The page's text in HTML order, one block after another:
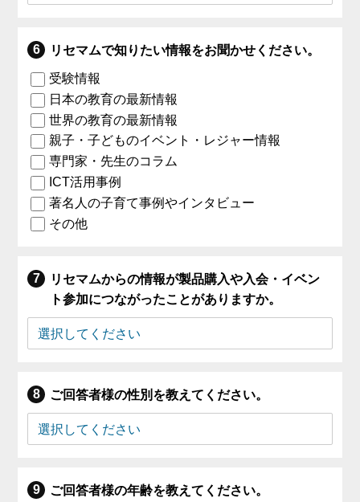
リセマムで知りたい情報をお聞かせください。
受験情報
日本の教育の最新情報
世界の教育の最新情報
親子・子どものイベント・レジャー情報
専門家・先生のコラム
ICT活用事例
著名人の子育て事例やインタビュー
その他
リセマムからの情報が製品購入や入会・イベン
ト参加につながったことがありますか。
ご回答者様の性別を教えてください。
ご回答者様の年齢を教えてください。